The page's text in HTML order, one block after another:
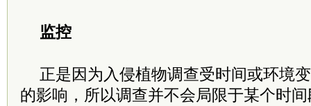
监控
正是因为入侵植物调查受时间或环境
的影响，所以调查并不会局限于某个时